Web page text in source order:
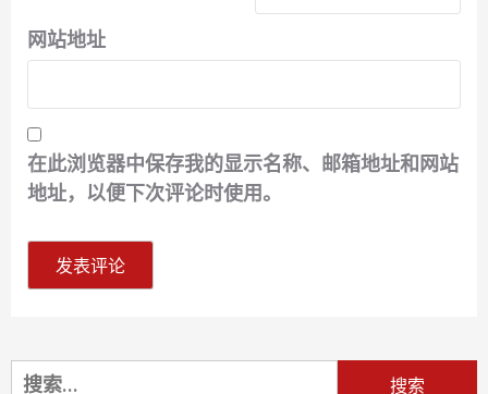
网站地址
在此浏览器中保存我的显示名称、邮箱地址和网站
地址，以便下次评论时使用。
搜